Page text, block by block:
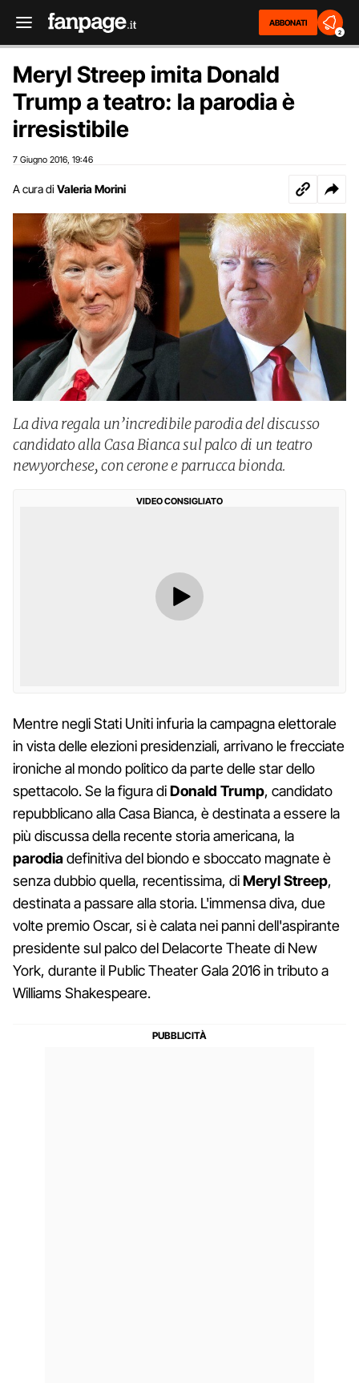
ABBONATI
2
Meryl Streep imita Donald
Trump a teatro: la parodia è
irresistibile
7 Giugno 2016 19:46
A cura di Valeria Morini
La diva regala un’incredibile parodia del discusso
candidato alla Casa Bianca sul palco di un teatro
newyorchese, con cerone e parrucca bionda.
VIDEO CONSIGLIATO
Mentre negli Stati Uniti infuria la campagna elettorale
in vista delle elezioni presidenziali, arrivano le frecciate
ironiche al mondo politico da parte delle star dello
spettacolo. Se la figura diDonald Trump, candidato
repubblicano alla Casa Bianca, è destinata a essere la
più discussa della recente storia americana, la
parodiadefinitiva del biondo e sboccato magnate è
senza dubbio quella, recentissima, diMeryl Streep,
destinata a passare alla storia. L'immensa diva, due
volte premio Oscar, si è calata nei panni dell'aspirante
presidente sul palco del Delacorte Theate di New
York, durante il Public Theater Gala 2016 in tributo a
Williams Shakespeare.